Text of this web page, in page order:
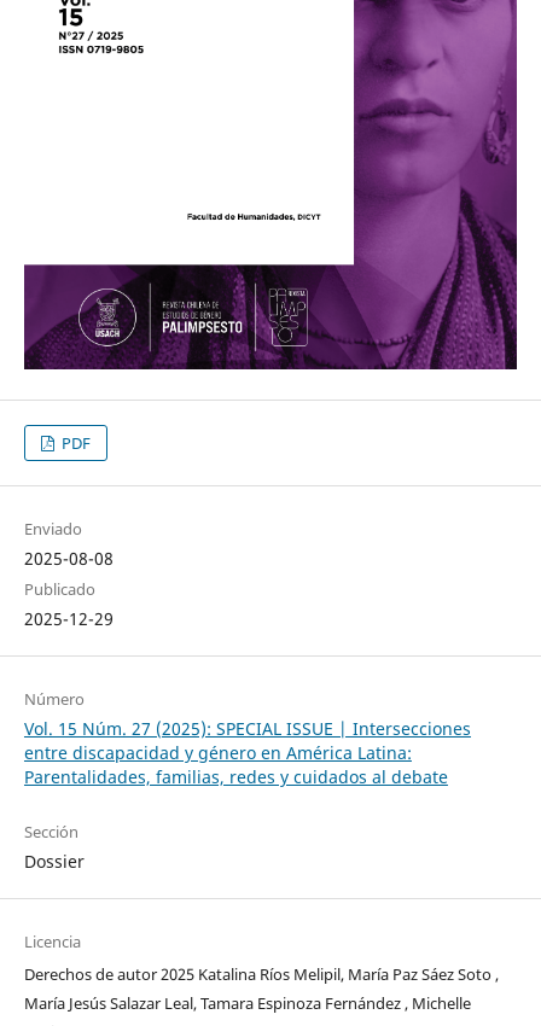
PDF
Enviado
2025-08-08
Publicado
2025-12-29
Número
Vol. 15 Núm. 27 (2025): SPECIAL ISSUE | Intersecciones
entre discapacidad y género en América Latina:
Parentalidades, familias, redes y cuidados al debate
Sección
Dossier
Licencia
Derechos de autor 2025 Katalina Ríos Melipil, María Paz Sáez Soto ,
María Jesús Salazar Leal, Tamara Espinoza Fernández , Michelle